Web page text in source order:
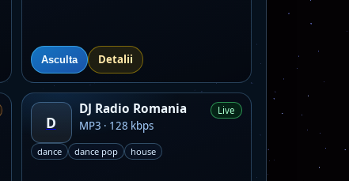
Asculta Detalii
D
DJ Radio Romania
MP3 · 128 kbps
Live
dance dance pop house